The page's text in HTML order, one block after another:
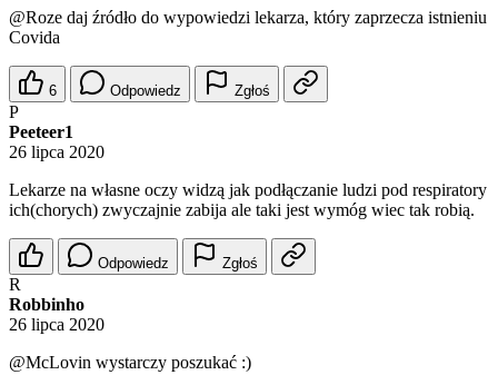
@Roze daj źródło do wypowiedzi lekarza, który zaprzecza istnieniu
Covida
6 Odpowiedz Zgłoś
P
Peeteer1
26 lipca 2020
Lekarze na własne oczy widzą jak podłączanie ludzi pod respiratory
ich(chorych) zwyczajnie zabija ale taki jest wymóg wiec tak robią.
Odpowiedz Zgłoś
R
Robbinho
26 lipca 2020
@McLovin wystarczy poszukać :)